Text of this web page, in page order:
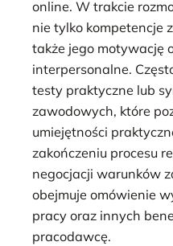
online. W trakcie
nie tylko kompetencje
także jego motywację
interpersonalne.
testy praktyczne lub
zawodowych, które
umiejętności
zakończeniu procesu
negocjacji warunków
obejmuje omówienie
pracy oraz innych
pracodawcę.